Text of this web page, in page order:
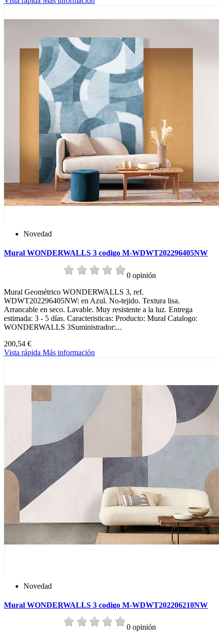
Novedad
Mural WONDERWALLS 3 codigo M-WDWT202296405NW
0 opinión
Mural Geométrico WONDERWALLS 3, ref.
WDWT202296405NW: en Azul. No-tejido. Textura lisa.
Arrancable en seco. Lavable. Muy resistente a la luz. Entrega
estimada: 3 - 5 días. Caracteristicas: Producto: Mural Catalogo:
WONDERWALLS 3Suministrador:...
200,54 €
Vista rápida Más información
Novedad
Mural WONDERWALLS 3 codigo M-WDWT202206210NW
0 opinión